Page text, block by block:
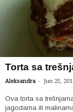
Torta sa
Aleksandra - Jun 25,
Ova torta sa
jagodama ili